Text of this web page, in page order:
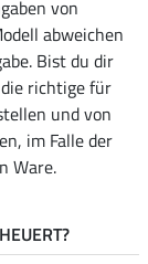
von
abweichen
Bist du dir
richtige für
und von
im Falle der
Ware.